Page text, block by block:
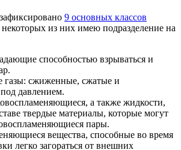
9 основных классов
некоторых из них имею подразделение на
способностью взрываться и
газы: сжиженные, сжатые и
давлением.
а также жидкости,
твердые материалы, которые могут
пары.
вещества, способные во время
легко загораться от внешних